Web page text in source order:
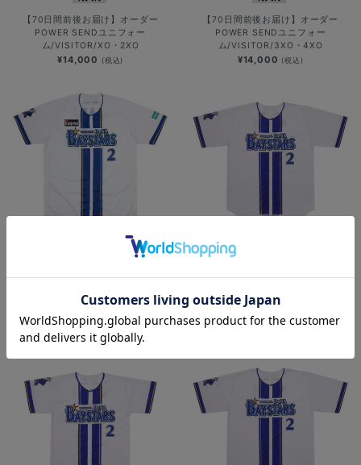
【70日間前後お届け】オーダー
POWER SENDユニフォー
ム/VISITOR/XO・2XO
¥14,000 (税込)
【70日間前後お届け】オーダー
POWER SENDユニフォー
ム/VISITOR/3XO・4XO
¥14,000 (税込)
ックユニフォーム/HOME
クオリティーレプリカユニフォー
ム/HOME
¥12,000(税込)